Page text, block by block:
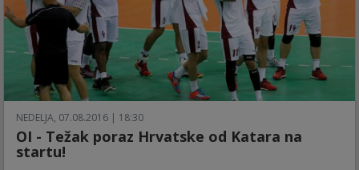
NEDELJA, 07.08.2016 | 18:30
OI - Težak poraz Hrvatske od Katara na
startu!